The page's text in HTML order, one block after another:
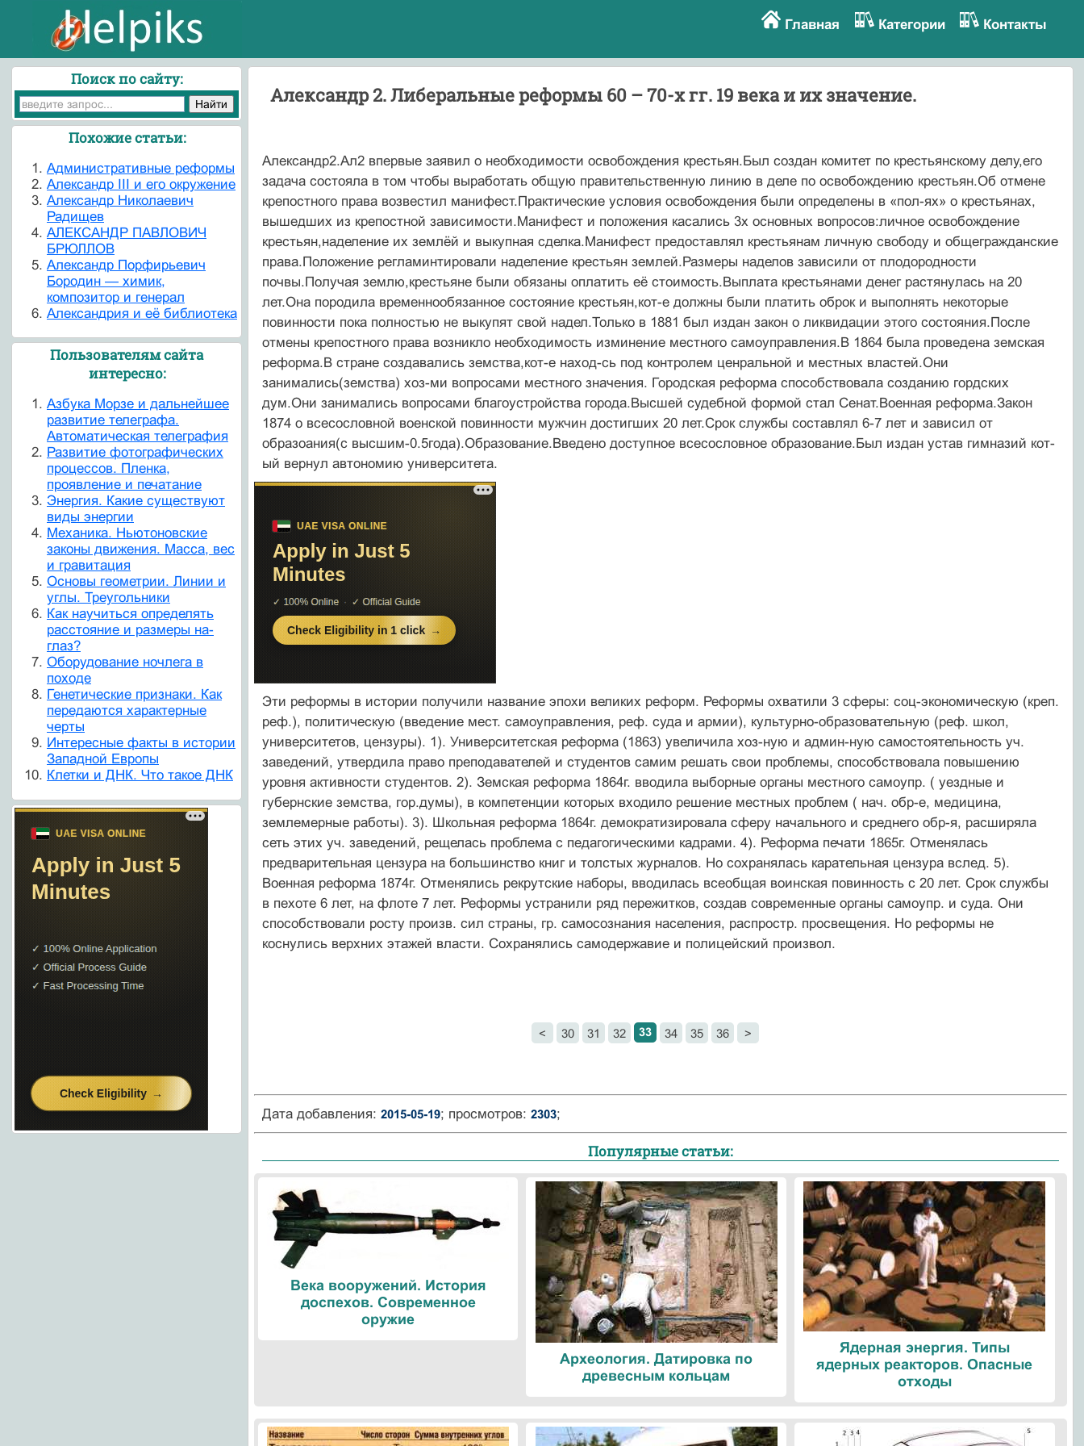
Главная Категории Контакты
Александр 2. Либеральные реформы 60 – 70-х гг. 19 века и их значение.
Александр2.Ал2 впервые заявил о необходимости освобождения крестьян.Был создан комитет по крестьянскому делу,его
задача состояла в том чтобы выработать общую правительственную линию в деле по освобождению крестьян.Об отмене
крепостного права возвестил манифест.Практические условия освобождения были определены в «пол-ях» о крестьянах,
вышедших из крепостной зависимости.Манифест и положения касались 3х основных вопросов:личное освобождение
крестьян,наделение их землёй и выкупная сделка.Манифест предоставлял крестьянам личную свободу и общегражданские
права.Положение регламинтировали наделение крестьян землей.Размеры наделов зависили от плодородности
почвы.Получая землю,крестьяне были обязаны оплатить её стоимость.Выплата крестьянами денег растянулась на 20
лет.Она породила временнообязанное состояние крестьян,кот-е должны были платить оброк и выполнять некоторые
повинности пока полностью не выкупят свой надел.Только в 1881 был издан закон о ликвидации этого состояния.После
отмены крепостного права возникло необходимость изминение местного самоуправления.В 1864 была проведена земская
реформа.В стране создавались земства,кот-е наход-сь под контролем ценральной и местных властей.Они
занимались(земства) хоз-ми вопросами местного значения. Городская реформа способствовала созданию гордских
дум.Они занимались вопросами благоустройства города.Высшей судебной формой стал Сенат.Военная реформа.Закон
1874 о всесословной военской повинности мужчин достигших 20 лет.Срок службы составлял 6-7 лет и зависил от
образоания(с высшим-0.5года).Образование.Введено доступное всесословное образование.Был издан устав гимназий кот-
ый вернул автономию университета.
Эти реформы в истории получили название эпохи великих реформ. Реформы охватили 3 сферы: соц-экономическую (креп.
реф.), политическую (введение мест. самоуправления, реф. суда и армии), культурно-образовательную (реф. школ,
университетов, цензуры). 1). Университетская реформа (1863) увеличила хоз-ную и админ-ную самостоятельность уч.
заведений, утвердила право преподавателей и студентов самим решать свои проблемы, способствовала повышению
уровня активности студентов. 2). Земская реформа 1864г. вводила выборные органы местного самоупр. ( уездные и
губернские земства, гор.думы), в компетенции которых входило решение местных проблем ( нач. обр-е, медицина,
землемерные работы). 3). Школьная реформа 1864г. демократизировала сферу начального и среднего обр-я, расширяла
сеть этих уч. заведений, рещелась проблема с педагогическими кадрами. 4). Реформа печати 1865г. Отменялась
предварительная цензура на большинство книг и толстых журналов. Но сохранялась карательная цензура вслед. 5).
Военная реформа 1874г. Отменялись рекрутские наборы, вводилась всеобщая воинская повинность с 20 лет. Срок службы
в пехоте 6 лет, на флоте 7 лет. Реформы устранили ряд пережитков, создав современные органы самоупр. и суда. Они
способствовали росту произв. сил страны, гр. самосознания населения, распростр. просвещения. Но реформы не
коснулись верхних этажей власти. Сохранялись самодержавие и полицейский произвол.
< 30 31 32 33 34 35 36 >
Дата добавления: 2015-05-19; просмотров: 2303;
Популярные статьи:
Века вооружений. История
доспехов. Современное
оружие
Археология. Датировка по
древесным кольцам
Ядерная энергия. Типы
ядерных реакторов. Опасные
отходы
Поиск по сайту:
Похожие статьи:
Административные реформы
Александр III и его окружение
Александр Николаевич
Радищев
АЛЕКСАНДР ПАВЛОВИЧ
БРЮЛЛОВ
Александр Порфирьевич
Бородин — химик,
композитор и генерал
Александрия и её библиотека
Пользователям сайта
интересно:
Азбука Морзе и дальнейшее
развитие телеграфа.
Автоматическая телеграфия
Развитие фотографических
процессов. Пленка,
проявление и печатание
Энергия. Какие существуют
виды энергии
Механика. Ньютоновские
законы движения. Масса, вес
и гравитация
Основы геометрии. Линии и
углы. Треугольники
Как научиться определять
расстояние и размеры на-
глаз?
Оборудование ночлега в
походе
Генетические признаки. Как
передаются характерные
черты
Интересные факты в истории
Западной Европы
Клетки и ДНК. Что такое ДНК